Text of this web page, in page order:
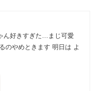
ん好きすぎた…まじ可愛
やめときます 明日は よ